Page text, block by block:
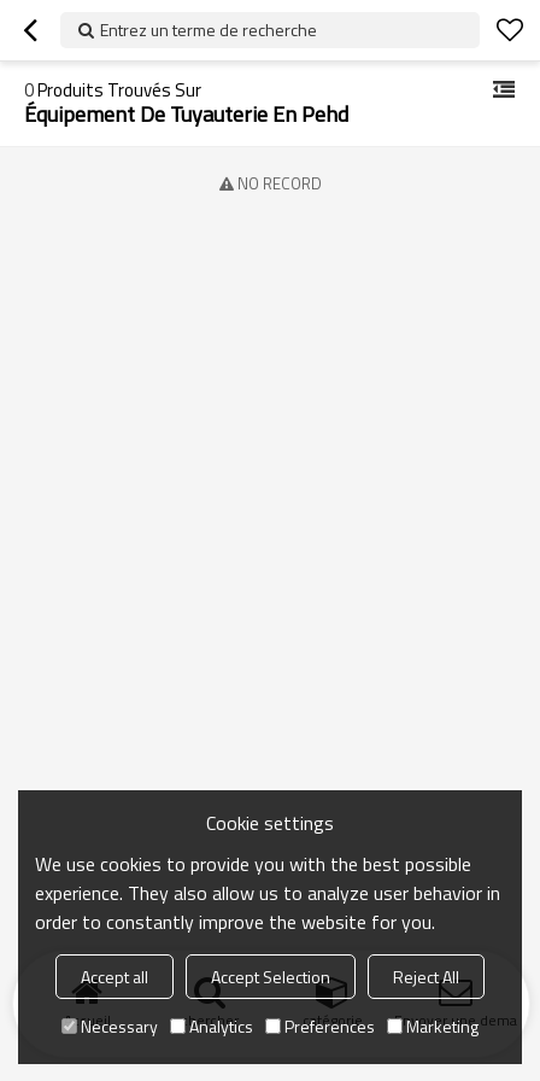
Entrez un terme de recherche
0Produits Trouvés Sur
Équipement De Tuyauterie En Pehd
NO RECORD
Accueil chercher catégorie Envoyer une
Cookie settings
We use cookies to provide you with the best possible
experience. They also allow us to analyze user behavior in
order to constantly improve the website for you.
Accept all Accept Selection
Reject All
Necessary
Analytics Preferences Marketing